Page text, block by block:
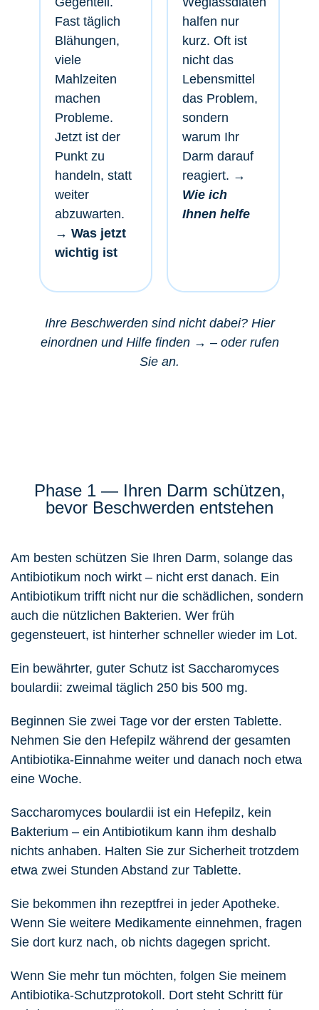
Fast täglich
Blähungen,
viele
Mahlzeiten
machen
Probleme.
Jetzt ist der
Punkt zu
handeln, statt
weiter
abzuwarten.
→ Was jetzt
wichtig ist
halfen nur
kurz. Oft ist
nicht das
Lebensmittel
das Problem,
sondern
warum Ihr
Darm darauf
reagiert. →
Wie ich
Ihnen helfe
Ihre Beschwerden sind nicht dabei? Hier
einordnen und Hilfe finden → – oder rufen
Sie an.
Phase 1 — Ihren Darm schützen,
bevor Beschwerden entstehen
Am besten schützen Sie Ihren Darm, solange das
Antibiotikum noch wirkt – nicht erst danach. Ein
Antibiotikum trifft nicht nur die schädlichen, sondern
auch die nützlichen Bakterien. Wer früh
gegensteuert, ist hinterher schneller wieder im Lot.
Ein bewährter, guter Schutz ist Saccharomyces
boulardii: zweimal täglich 250 bis 500 mg.
Beginnen Sie zwei Tage vor der ersten Tablette.
Nehmen Sie den Hefepilz während der gesamten
Antibiotika-Einnahme weiter und danach noch etwa
eine Woche.
Saccharomyces boulardii ist ein Hefepilz, kein
Bakterium – ein Antibiotikum kann ihm deshalb
nichts anhaben. Halten Sie zur Sicherheit trotzdem
etwa zwei Stunden Abstand zur Tablette.
Sie bekommen ihn rezeptfrei in jeder Apotheke.
Wenn Sie weitere Medikamente einnehmen, fragen
Sie dort kurz nach, ob nichts dagegen spricht.
Wenn Sie mehr tun möchten, folgen Sie meinem
Antibiotika-Schutzprotokoll. Dort steht Schritt für